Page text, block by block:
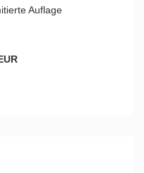
Auflage